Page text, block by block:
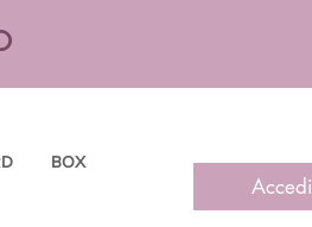
BOX
Accedi